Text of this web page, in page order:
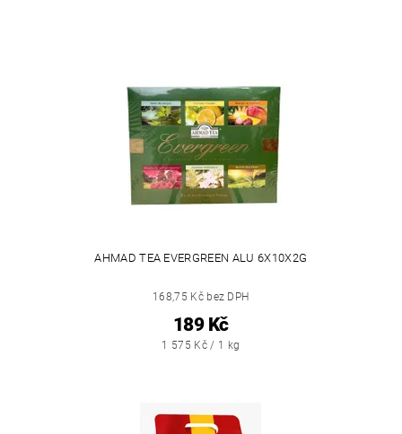
AHMAD TEA EVERGREEN ALU 6X10X2G
168,75 Kč bez DPH
189 Kč
1 575 Kč / 1 kg